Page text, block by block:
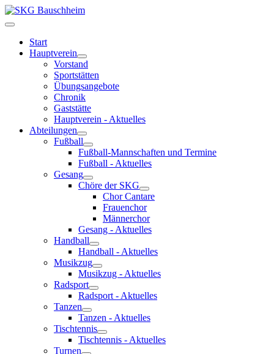
Start
Hauptverein
Vorstand
Sportstätten
Übungsangebote
Chronik
Gaststätte
Hauptverein - Aktuelles
Abteilungen
Fußball
Fußball-Mannschaften und Termine
Fußball - Aktuelles
Gesang
Chöre der SKG
Chor Cantare
Frauenchor
Männerchor
Gesang - Aktuelles
Handball
Handball - Aktuelles
Musikzug
Musikzug - Aktuelles
Radsport
Radsport - Aktuelles
Tanzen
Tanzen - Aktuelles
Tischtennis
Tischtennis - Aktuelles
Turnen